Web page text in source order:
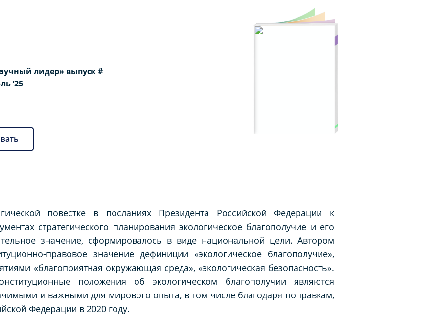
лидер» выпуск #
‘25
повестке в посланиях Президента Российской Федерации к
стратегического планирования экологическое благополучие и его
значение, сформировалось в виде национальной цели. Автором
правовое значение дефиниции «экологическое благополучие»,
«благоприятная окружающая среда», «экологическая безопасность».
положения об экологическом благополучии являются
и важными для мирового опыта, в том числе благодаря поправкам,
Федерации в 2020 году.